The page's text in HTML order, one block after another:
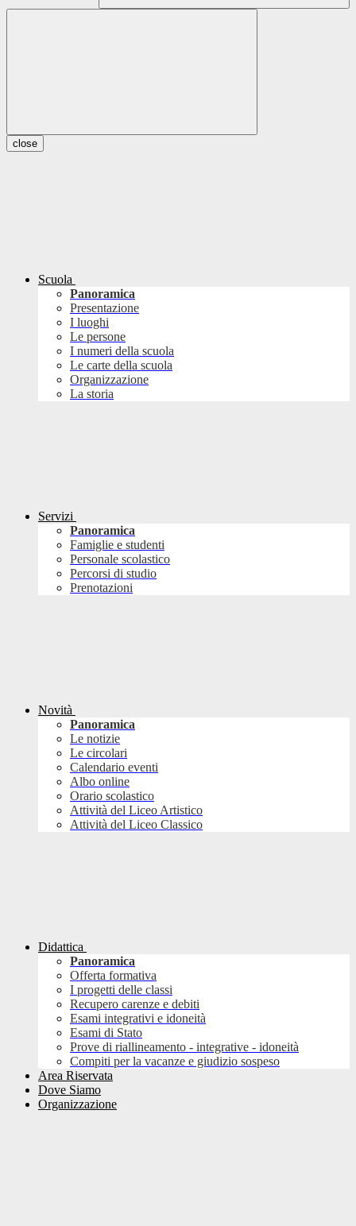
close
Scuola
Panoramica
Presentazione
I luoghi
Le persone
I numeri della scuola
Le carte della scuola
Organizzazione
La storia
Servizi
Panoramica
Famiglie e studenti
Personale scolastico
Percorsi di studio
Prenotazioni
Novità
Panoramica
Le notizie
Le circolari
Calendario eventi
Albo online
Orario scolastico
Attività del Liceo Artistico
Attività del Liceo Classico
Didattica
Panoramica
Offerta formativa
I progetti delle classi
Recupero carenze e debiti
Esami integrativi e idoneità
Esami di Stato
Prove di riallineamento - integrative - idoneità
Compiti per la vacanze e giudizio sospeso
Area Riservata
Dove Siamo
Organizzazione